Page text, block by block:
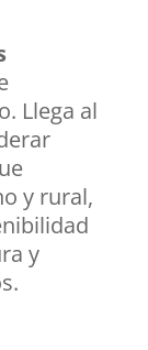
Llega al
y rural,
y